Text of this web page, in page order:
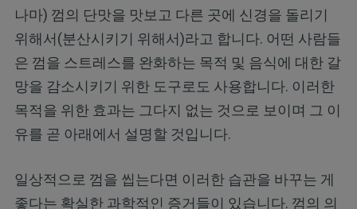
나마) 껌의 단맛을 맛보고 다른 곳에 신경을 돌리기
위해서(분산시키기 위해서)라고 합니다. 어떤 사람들
은 껌을 스트레스를 완화하는 목적 및 음식에 대한 갈
망을 감소시키기 위한 도구로도 사용합니다. 이러한
목적을 위한 효과는 그다지 없는 것으로 보이며 그 이
유를 곧 아래에서 설명할 것입니다.
일상적으로 껌을 씹는다면 이러한 습관을 바꾸는 게
좋다는 확실한 과학적인 증거들이 있습니다. 껌의 의